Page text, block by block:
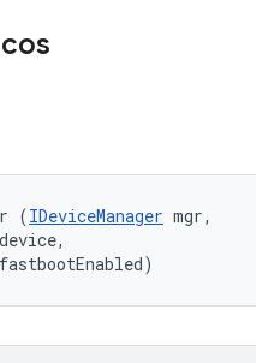
(IDeviceManager mgr,
device,